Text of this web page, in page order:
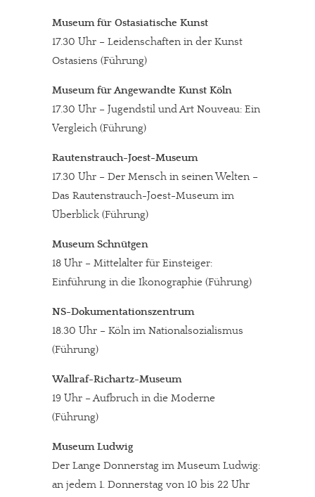
Museum für Ostasiatische Kunst
17.30 Uhr – Leidenschaften in der Kunst
Ostasiens (Führung)
Museum für Angewandte Kunst Köln
17.30 Uhr – Jugendstil und Art Nouveau: Ein
Vergleich (Führung)
Rautenstrauch-Joest-Museum
17.30 Uhr – Der Mensch in seinen Welten –
Das Rautenstrauch-Joest-Museum im
Überblick (Führung)
Museum Schnütgen
18 Uhr – Mittelalter für Einsteiger:
Einführung in die Ikonographie (Führung)
NS-Dokumentationszentrum
18.30 Uhr – Köln im Nationalsozialismus
(Führung)
Wallraf-Richartz-Museum
19 Uhr – Aufbruch in die Moderne
(Führung)
Museum Ludwig
Der Lange Donnerstag im Museum Ludwig:
an jedem 1. Donnerstag von 10 bis 22 Uhr